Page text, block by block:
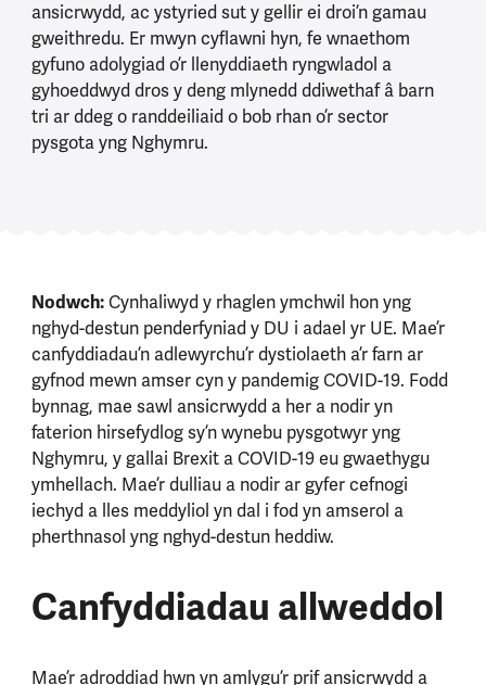
ansicrwydd, ac ystyried sut y gellir ei droi’n gamau
gweithredu. Er mwyn cyflawni hyn, fe wnaethom
gyfuno adolygiad o’r llenyddiaeth ryngwladol a
gyhoeddwyd dros y deng mlynedd ddiwethaf â barn
tri ar ddeg o randdeiliaid o bob rhan o’r sector
pysgota yng Nghymru.
Nodwch:Cynhaliwyd y rhaglen ymchwil hon yng
nghyd-destun penderfyniad y DU i adael yr UE. Mae’r
canfyddiadau’n adlewyrchu’r dystiolaeth a’r farn ar
gyfnod mewn amser cyn y pandemig COVID-19. Fodd
bynnag, mae sawl ansicrwydd a her a nodir yn
faterion hirsefydlog sy’n wynebu pysgotwyr yng
Nghymru, y gallai Brexit a COVID-19 eu gwaethygu
ymhellach. Mae’r dulliau a nodir ar gyfer cefnogi
iechyd a lles meddyliol yn dal i fod yn amserol a
pherthnasol yng nghyd-destun heddiw.
Canfyddiadau allweddol
Mae’r adroddiad hwn yn amlygu’r prif ansicrwydd a